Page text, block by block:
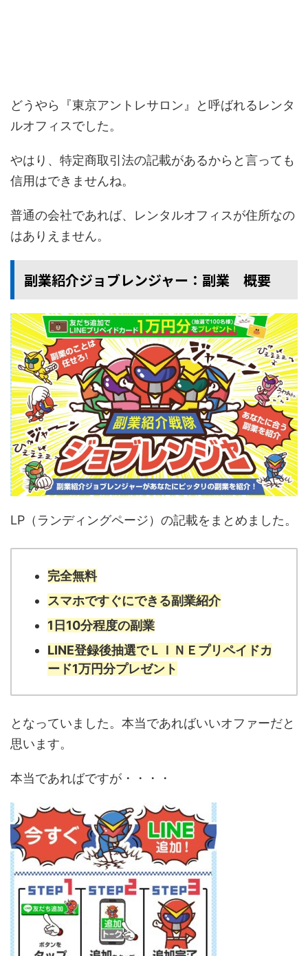
どうやら『東京アントレサロン』と呼ばれるレンタ
ルオフィスでした。
やはり、特定商取引法の記載があるからと言っても
信用はできませんね。
普通の会社であれば、レンタルオフィスが住所なの
はありえません。
副業紹介ジョブレンジャー：副業 概要
LP（ランディングページ）の記載をまとめました。
完全無料
スマホですぐにできる副業紹介
1日10分程度の副業
LINE登録後抽選でＬＩＮＥプリペイドカ
ード1万円分プレゼント
となっていました。本当であればいいオファーだと
思います。
本当であればですが・・・・